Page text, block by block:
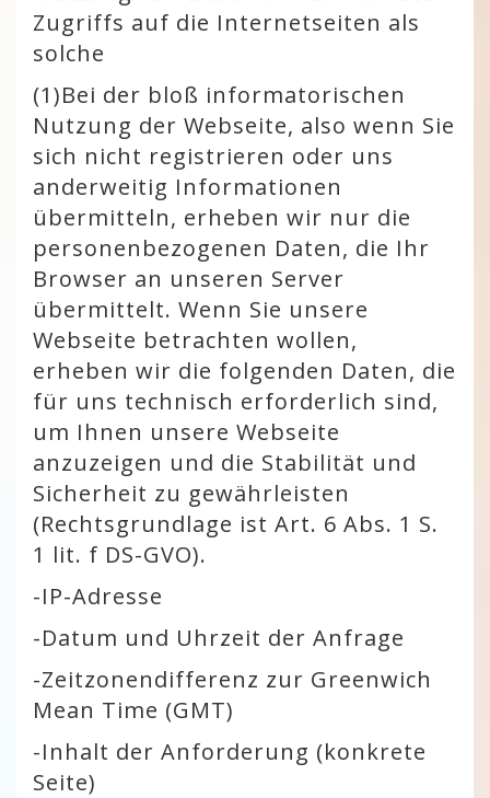
Zugriffs auf die Internetseiten als
solche
(1)Bei der bloß informatorischen
Nutzung der Webseite, also wenn Sie
sich nicht registrieren oder uns
anderweitig Informationen
übermitteln, erheben wir nur die
personenbezogenen Daten, die Ihr
Browser an unseren Server
übermittelt. Wenn Sie unsere
Webseite betrachten wollen,
erheben wir die folgenden Daten, die
für uns technisch erforderlich sind,
um Ihnen unsere Webseite
anzuzeigen und die Stabilität und
Sicherheit zu gewährleisten
(Rechtsgrundlage ist Art. 6 Abs. 1 S.
1 lit. f DS-GVO).
-IP-Adresse
-Datum und Uhrzeit der Anfrage
-Zeitzonendifferenz zur Greenwich
Mean Time (GMT)
-Inhalt der Anforderung (konkrete
Seite)